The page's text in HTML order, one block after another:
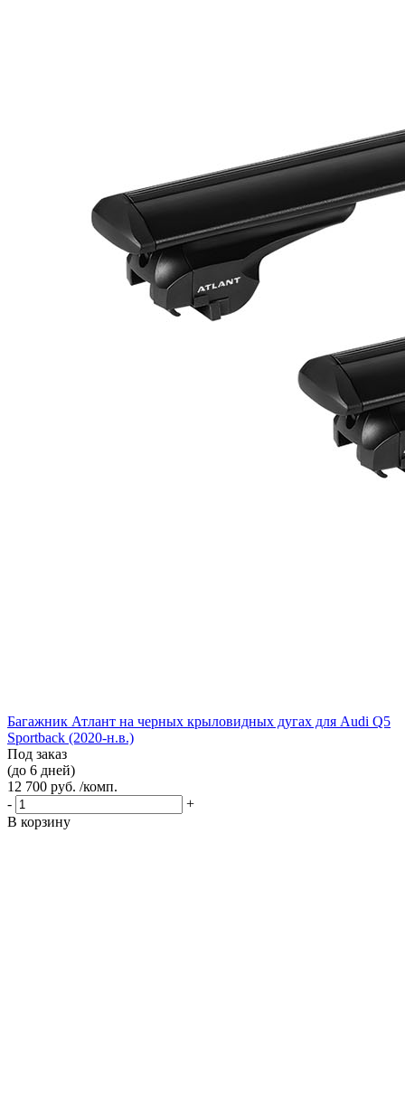
Багажник Атлант на черных крыловидных дугах для Audi Q5
Sportback (2020-н.в.)
Под заказ
(до 6 дней)
12 700 руб. /комп.
-
+
В корзину